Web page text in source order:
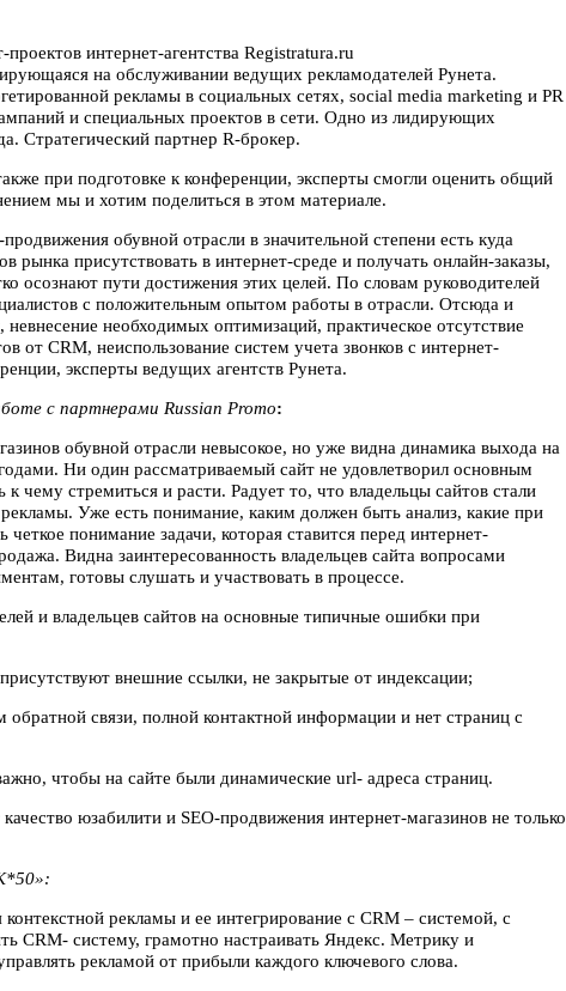
интернет-агентства Registratura.ru
на обслуживании ведущих рекламодателей Рунета.
рекламы в социальных сетях, social media marketing и PR
и специальных проектов в сети. Одно из лидирующих
Стратегический партнер R-брокер.
при подготовке к конференции, эксперты смогли оценить общий
мы и хотим поделиться в этом материале.
обувной отрасли в значительной степени есть куда
рынка присутствовать в интернет-среде и получать онлайн-заказы,
осознают пути достижения этих целей. По словам руководителей
с положительным опытом работы в отрасли. Отсюда и
невнесение необходимых оптимизаций, практическое отсутствие
от CRM, неиспользование систем учета звонков с интернет-
эксперты ведущих агентств Рунета.
с партнерами Russian Promo:
обувной отрасли невысокое, но уже видна динамика выхода на
Ни один рассматриваемый сайт не удовлетворил основным
чему стремиться и расти. Радует то, что владельцы сайтов стали
Уже есть понимание, каким должен быть анализ, какие при
понимание задачи, которая ставится перед интернет-
Видна заинтересованность владельцев сайта вопросами
готовы слушать и участвовать в процессе.
и владельцев сайтов на основные типичные ошибки при
внешние ссылки, не закрытые от индексации;
обратной связи, полной контактной информации и нет страниц с
чтобы на сайте были динамические url- адреса страниц.
юзабилити и SEO-продвижения интернет-магазинов не только
рекламы и ее интегрирование с CRM – системой, с
CRM- систему, грамотно настраивать Яндекс. Метрику и
рекламой от прибыли каждого ключевого слова.